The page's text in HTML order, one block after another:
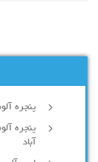
پنجره
پنجره
آباد